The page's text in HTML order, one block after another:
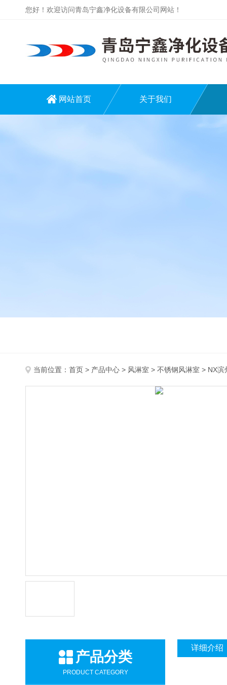
您好！欢迎访问青岛宁鑫净化设备有限公司网站！
网站首页 关于我们
当前位置： 首页 > 产品中心 > 风淋室 > 不锈钢风淋室 > NX滨
产品分类
PRODUCT CATEGORY
详细介绍